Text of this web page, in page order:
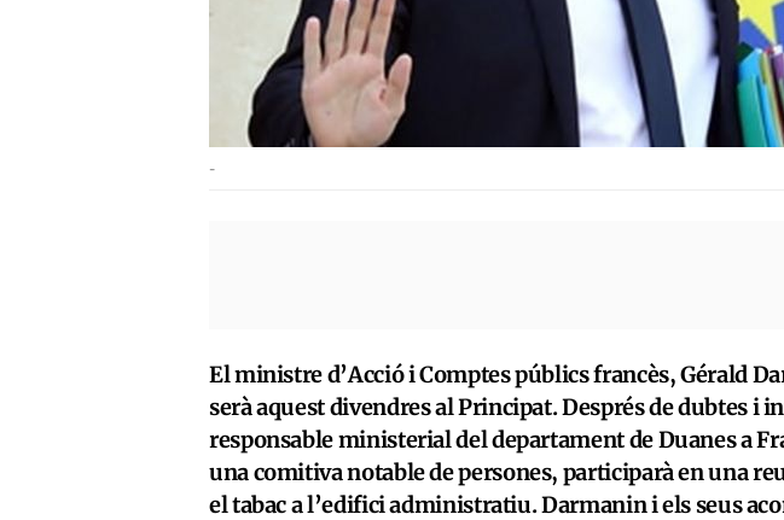
-
El ministre d’Acció i Comptes públics francès, Gérald
serà aquest divendres al Principat. Després de dubtes i
responsable ministerial del departament de Duanes a
una comitiva notable de persones, participarà en una
el tabac a l’edifici administratiu. Darmanin i els seus